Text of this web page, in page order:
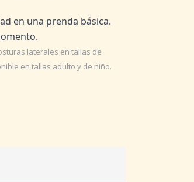
en una prenda básica.
laterales en tallas de
en tallas adulto y de niño.